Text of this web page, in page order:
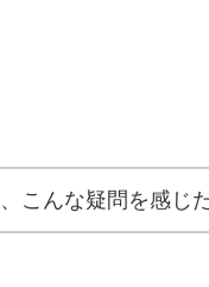
こんな疑問を感じ